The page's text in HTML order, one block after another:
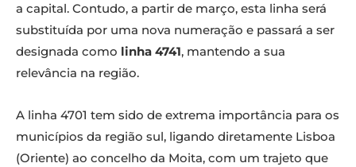
a capital. Contudo, a partir de março, esta linha será
substituída por uma nova numeração e passará a ser
designada como linha 4741, mantendo a sua
relevância na região.
A linha 4701 tem sido de extrema importância para os
municípios da região sul, ligando diretamente Lisboa
(Oriente) ao concelho da Moita, com um trajeto que